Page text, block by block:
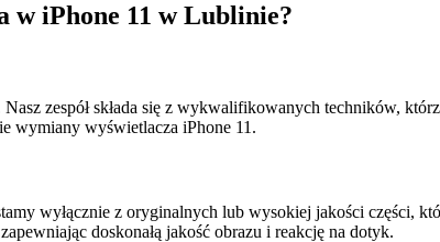
w iPhone 11 w Lublinie?
zespół składa się z wykwalifikowanych techników,
wymiany wyświetlacza iPhone 11.
wyłącznie z oryginalnych lub wysokiej jakości części,
doskonałą jakość obrazu i reakcję na dotyk.